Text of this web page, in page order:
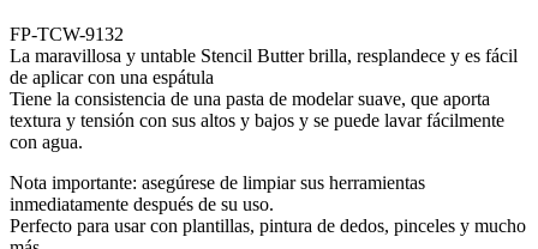
FP-TCW-9132
La maravillosa y untable Stencil Butter brilla, resplandece y es fácil
de aplicar con una espátula
Tiene la consistencia de una pasta de modelar suave, que aporta
textura y tensión con sus altos y bajos y se puede lavar fácilmente
con agua.
Nota importante: asegúrese de limpiar sus herramientas
inmediatamente después de su uso.
Perfecto para usar con plantillas, pintura de dedos, pinceles y mucho